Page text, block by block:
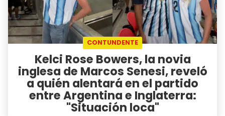
CONTUNDENTE
Kelci Rose Bowers, la novia
inglesa de Marcos Senesi, reveló
a quién alentará en el partido
entre Argentina e Inglaterra:
"Situación loca"